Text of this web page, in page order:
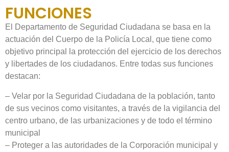
FUNCIONES
El Departamento de Seguridad Ciudadana se basa en la
actuación del Cuerpo de la Policía Local, que tiene como
objetivo principal la protección del ejercicio de los derechos
y libertades de los ciudadanos. Entre todas sus funciones
destacan:
– Velar por la Seguridad Ciudadana de la población, tanto
de sus vecinos como visitantes, a través de la vigilancia del
centro urbano, de las urbanizaciones y de todo el término
municipal
– Proteger a las autoridades de la Corporación municipal y